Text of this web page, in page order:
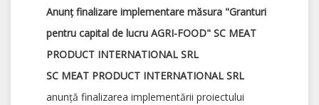
Anunț finalizare implementare măsura "Granturi
pentru capital de lucru AGRI-FOOD" SC MEAT
PRODUCT INTERNATIONAL SRL
SC MEAT PRODUCT INTERNATIONAL SRL
anunță finalizarea implementării proiectului